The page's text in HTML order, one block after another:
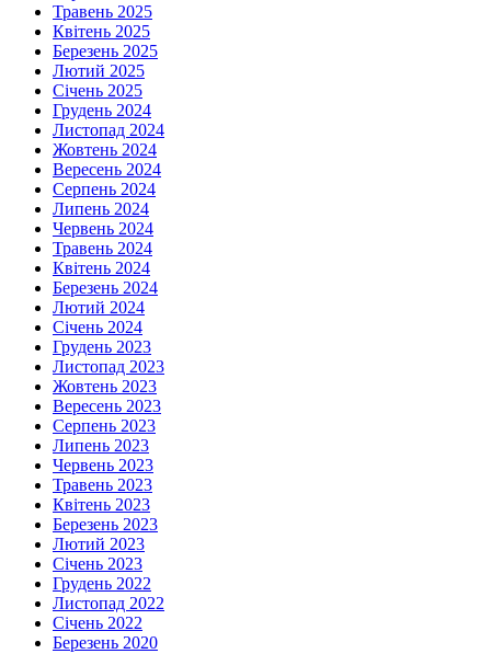
Травень 2025
Квітень 2025
Березень 2025
Лютий 2025
Січень 2025
Грудень 2024
Листопад 2024
Жовтень 2024
Вересень 2024
Серпень 2024
Липень 2024
Червень 2024
Травень 2024
Квітень 2024
Березень 2024
Лютий 2024
Січень 2024
Грудень 2023
Листопад 2023
Жовтень 2023
Вересень 2023
Серпень 2023
Липень 2023
Червень 2023
Травень 2023
Квітень 2023
Березень 2023
Лютий 2023
Січень 2023
Грудень 2022
Листопад 2022
Січень 2022
Березень 2020